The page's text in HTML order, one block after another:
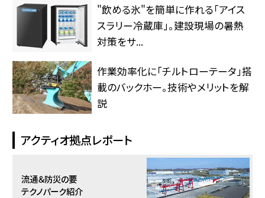
"飲める氷"を簡単に作れる「アイス
スラリー冷蔵庫」。建設現場の暑熱
対策をサ...
作業効率化に「チルトローテータ」搭
載のバックホー。技術やメリットを解
説
アクティオ拠点レポート
流通＆防災の要
テクノパーク紹介